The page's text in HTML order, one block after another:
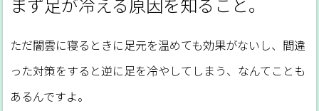
ただ闇雲に寝るときに足元を温めても効果がないし、間違
った対策をすると逆に足を冷やしてしまう、なんてことも
あるんですよ。